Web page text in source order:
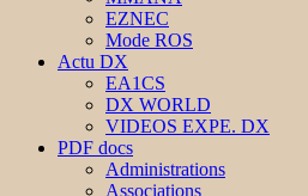
EZNEC
Mode ROS
Actu DX
EA1CS
DX WORLD
VIDEOS EXPE. DX
PDF docs
Administrations
Associations